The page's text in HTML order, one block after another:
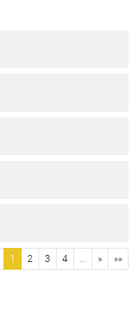
1 2 3 4 » »»